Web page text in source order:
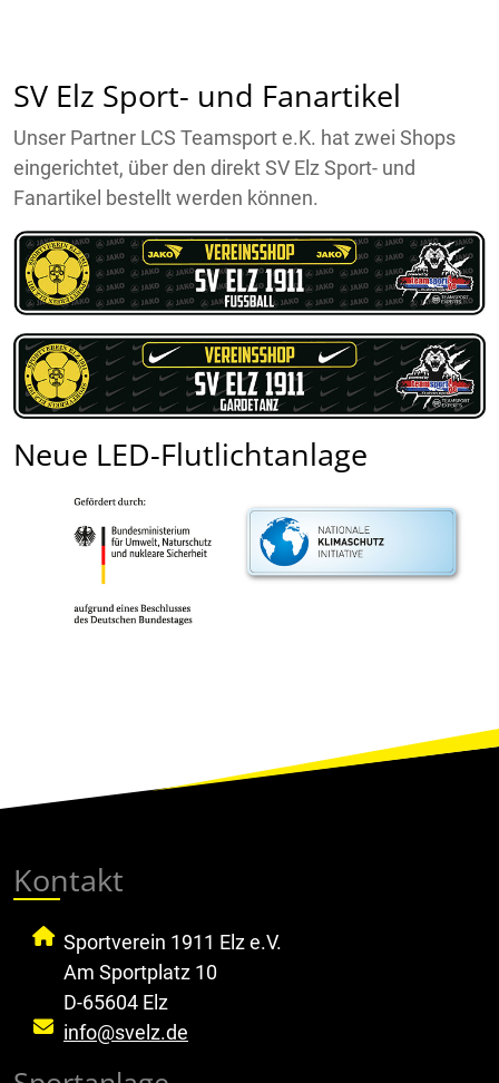
SV Elz Sport- und Fanartikel
Unser Partner LCS Teamsport e.K. hat zwei Shops
eingerichtet, über den direkt SV Elz Sport- und
Fanartikel bestellt werden können.
Neue LED-Flutlichtanlage
Kontakt
Sportverein 1911 Elz e.V.
Am Sportplatz 10
D-65604 Elz
info@svelz.de